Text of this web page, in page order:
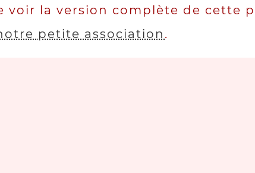
voir la version complète de cette
petite association .